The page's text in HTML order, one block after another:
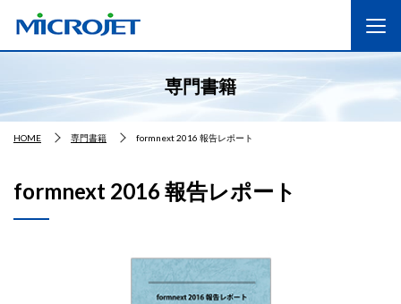
専門書籍
HOME 専門書籍 formnext 2016 報告レポート
formnext 2016 報告レポート